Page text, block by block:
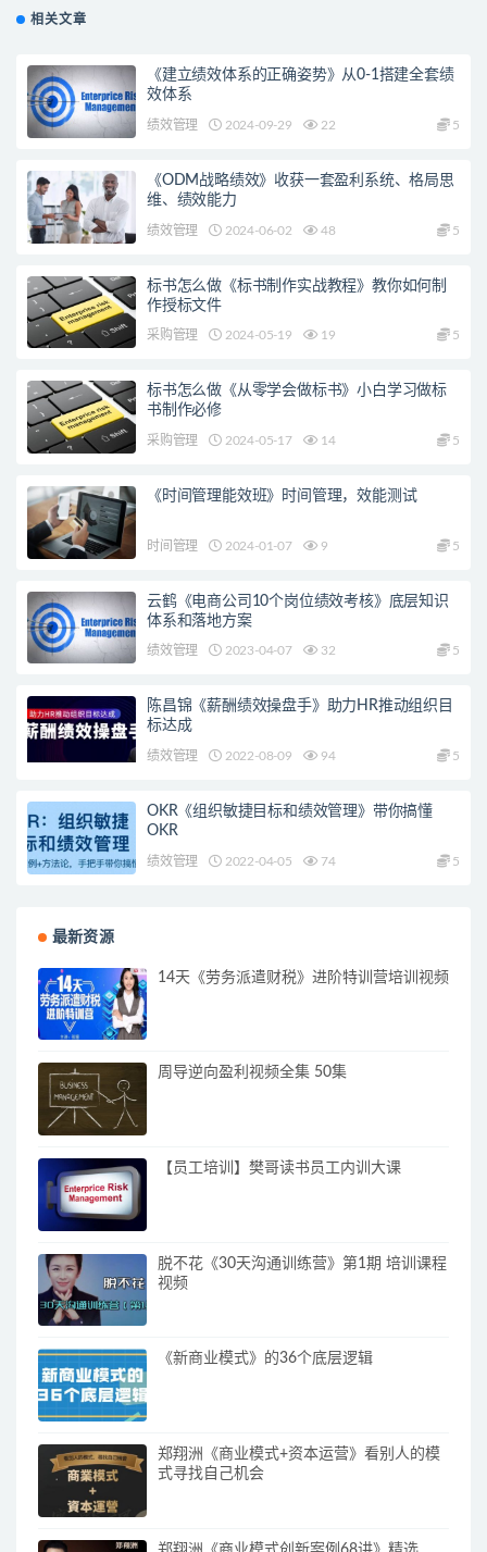
相关文章
《建立绩效体系的正确姿势》从0-1搭建全套绩
效体系
绩效管理 2024-09-29 22 5
《ODM战略绩效》收获一套盈利系统、格局思
维、绩效能力
绩效管理 2024-06-02 48 5
标书怎么做《标书制作实战教程》教你如何制
作授标文件
采购管理 2024-05-19 19 5
标书怎么做《从零学会做标书》小白学习做标
书制作必修
采购管理 2024-05-17 14 5
《时间管理能效班》时间管理，效能测试
时间管理 2024-01-07 9 5
云鹤《电商公司10个岗位绩效考核》底层知识
体系和落地方案
绩效管理 2023-04-07 32 5
陈昌锦《薪酬绩效操盘手》助力HR推动组织目
标达成
绩效管理 2022-08-09 94 5
OKR《组织敏捷目标和绩效管理》带你搞懂
OKR
绩效管理 2022-04-05 74 5
最新资源
14天《劳务派遣财税》进阶特训营培训视频
周导逆向盈利视频全集 50集
【员工培训】樊哥读书员工内训大课
脱不花《30天沟通训练营》第1期 培训课程
视频
《新商业模式》的36个底层逻辑
郑翔洲《商业模式+资本运营》看别人的模
式寻找自己机会